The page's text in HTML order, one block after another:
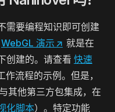
需要编程知识即可创建
WebGL 演示↗ 就是在
创建的。请查看 快速
作流程的示例。但是，
其他第三方包集成，在
化脚本）。特定功能